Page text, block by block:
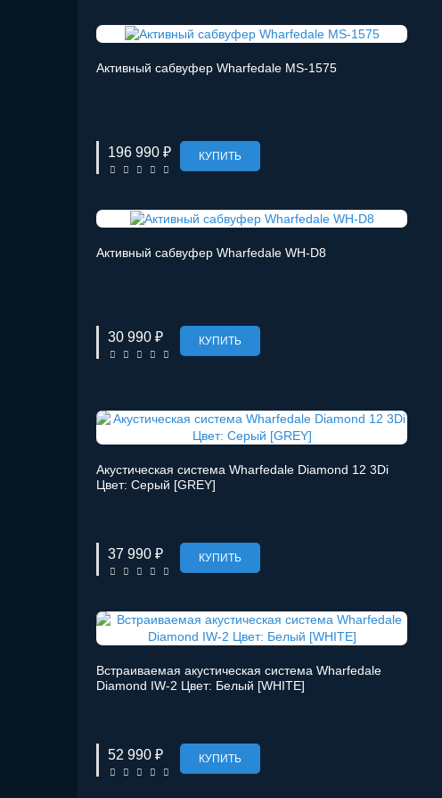
Активный сабвуфер Wharfedale MS-1575
196 990 ₽ КУПИТЬ
Активный сабвуфер Wharfedale WH-D8
30 990 ₽ КУПИТЬ
Акустическая система Wharfedale Diamond 12 3Di
Цвет: Серый [GREY]
37 990 ₽ КУПИТЬ
Встраиваемая акустическая система Wharfedale
Diamond IW-2 Цвет: Белый [WHITE]
52 990 ₽ КУПИТЬ